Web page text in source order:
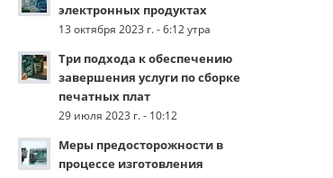
электронных продуктах
13 октября 2023 г. - 6:12 утра
Три подхода к обеспечению
завершения услуги по сборке
печатных плат
29 июля 2023 г. - 10:12
Меры предосторожности в
процессе изготовления